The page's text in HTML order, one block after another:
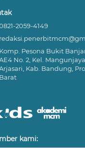
2059-4149
Komp. Pesona Bukit
No. 2, Kel.
Kab. Bandung,
Barat
kami: